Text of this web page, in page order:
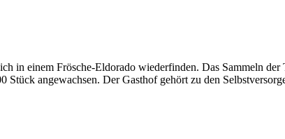
in einem Frösche-Eldorado wiederfinden. Das Sammeln der
angewachsen. Der Gasthof gehört zu den